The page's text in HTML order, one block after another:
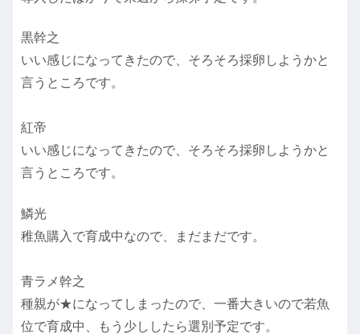
黒幹之
いい感じになってきたので、そろそろ採卵しようかと
言うところです。
紅帝
いい感じになってきたので、そろそろ採卵しようかと
言うところです。
鱗光
稚魚購入で育成中なので、まだまだです。
青ラメ幹之
種親が★になってしまったので、一番大きいので若魚
位で育成中、もう少ししたら選別予定です。